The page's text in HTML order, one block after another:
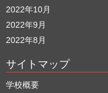
2022年10月
2022年9月
2022年8月
サイトマップ
学校概要